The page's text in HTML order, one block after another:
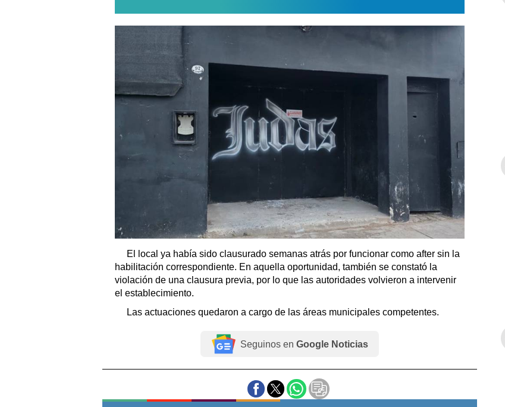
El local ya había sido clausurado semanas atrás por funcionar como after sin la
habilitación correspondiente. En aquella oportunidad, también se constató la
violación de una clausura previa, por lo que las autoridades volvieron a intervenir
el establecimiento.
Las actuaciones quedaron a cargo de las áreas municipales competentes.
Seguinos en Google Noticias